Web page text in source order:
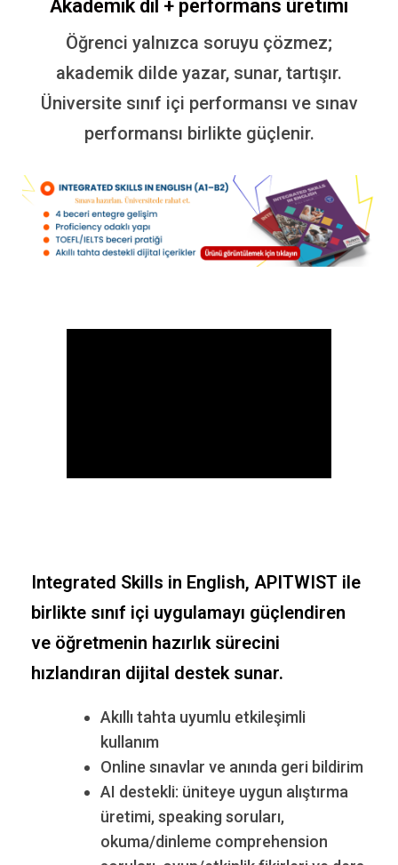
Akademik dil + performans üretimi
Öğrenci yalnızca soruyu çözmez;
akademik dilde yazar, sunar, tartışır.
Üniversite sınıf içi performansı ve sınav
performansı birlikte güçlenir.
Integrated Skills in English, APITWIST ile
birlikte sınıf içi uygulamayı güçlendiren
ve öğretmenin hazırlık sürecini
hızlandıran dijital destek sunar.
Akıllı tahta uyumlu etkileşimli
kullanım
Online sınavlar ve anında geri bildirim
AI destekli: üniteye uygun alıştırma
üretimi, speaking soruları,
okuma/dinleme comprehension